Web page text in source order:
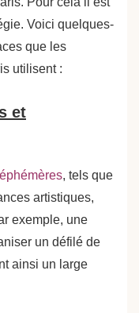
Voici quelques-
que les
utilisent :
et
, tels que
artistiques,
exemple, une
un défilé de
ainsi un large